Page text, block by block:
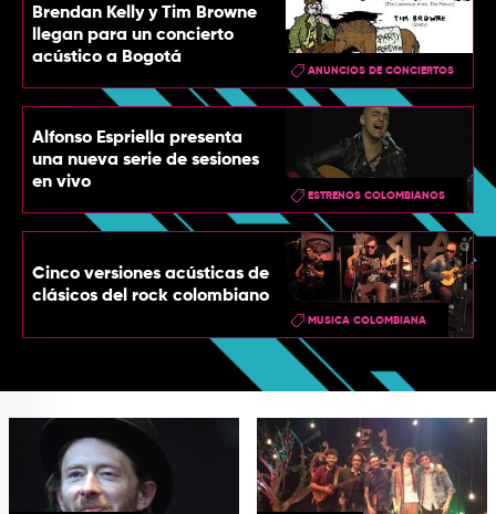
Brendan Kelly y Tim Browne
llegan para un concierto
acústico a Bogotá
ANUNCIOS DE CONCIERTOS
Alfonso Espriella presenta
una nueva serie de sesiones
en vivo
ESTRENOS COLOMBIANOS
Cinco versiones acústicas de
clásicos del rock colombiano
MUSICA COLOMBIANA